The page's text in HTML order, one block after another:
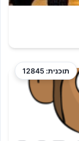
תוכנית: 12845